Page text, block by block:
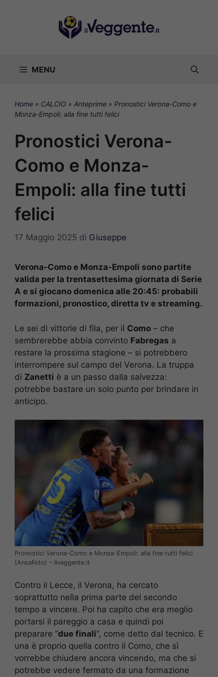
MENU
Home » CALCIO » Anteprime » Pronostici Verona-Como e
Monza-Empoli: alla fine tutti felici
Pronostici Verona-
Como e Monza-
Empoli: alla fine tutti
felici
17 Maggio 2025 di Giuseppe
Verona-Como e Monza-Empoli sono partite
valida per la trentasettesima giornata di Serie
A e si giocano domenica alle 20:45: probabili
formazioni, pronostico, diretta tv e streaming.
Le sei di vittorie di fila, per il Como – che
sembrerebbe abbia convinto Fabregas a
restare la prossima stagione – si potrebbero
interrompere sul campo del Verona. La truppa
di Zanetti è a un passo dalla salvezza:
potrebbe bastare un solo punto per brindare in
anticipo.
Pronostici Verona-Como e Monza-Empoli: alla fine tutti felici
(AnsaFoto) – Ilveggente.it
Contro il Lecce, il Verona, ha cercato
soprattutto nella prima parte del secondo
tempo a vincere. Poi ha capito che era meglio
portarsi il pareggio a casa e quindi poi
preparare “due finali“, come detto dal tecnico. E
una è proprio quella contro il Como, che sì
vorrebbe chiudere ancora vincendo, ma che si
potrebbe vedere fermato da una formazione